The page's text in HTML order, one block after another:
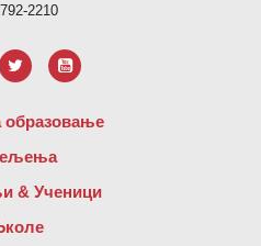
2210
образовање
& Ученици